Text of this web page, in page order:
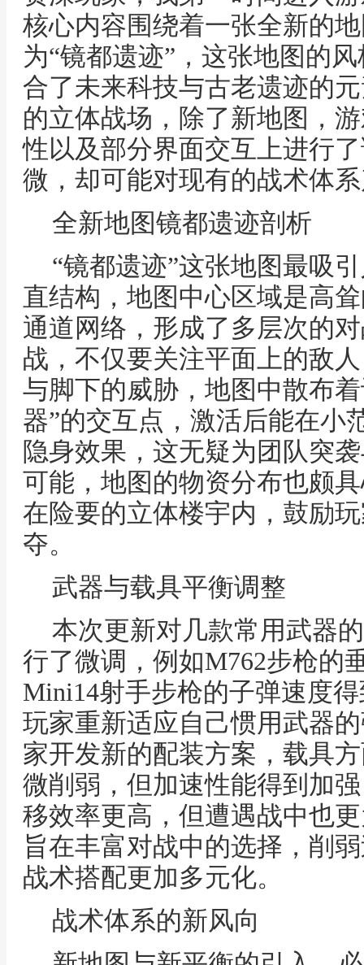
核心内容围绕着一张全新的
为“镜都遗迹”，这张地图的
合了未来科技与古老遗迹的
的立体战场，除了新地图，
性以及部分界面交互上进行
微，却可能对现有的战术体
全新地图镜都遗迹剖析
“镜都遗迹”这张地图最吸
直结构，地图中心区域是高
通道网络，形成了多层次的
战，不仅要关注平面上的敌
与脚下的威胁，地图中散布
器”的交互点，激活后能在小
隐身效果，这无疑为团队突
可能，地图的物资分布也颇
在险要的立体楼宇内，鼓励
夺。
武器与载具平衡调整
本次更新对几款常用武器
行了微调，例如M762步枪的
Mini14射手步枪的子弹速度
玩家重新适应自己惯用武器
家开发新的配装方案，载具
微削弱，但加速性能得到加
移效率更高，但遭遇战中也
旨在丰富对战中的选择，削
战术搭配更加多元化。
战术体系的新风向